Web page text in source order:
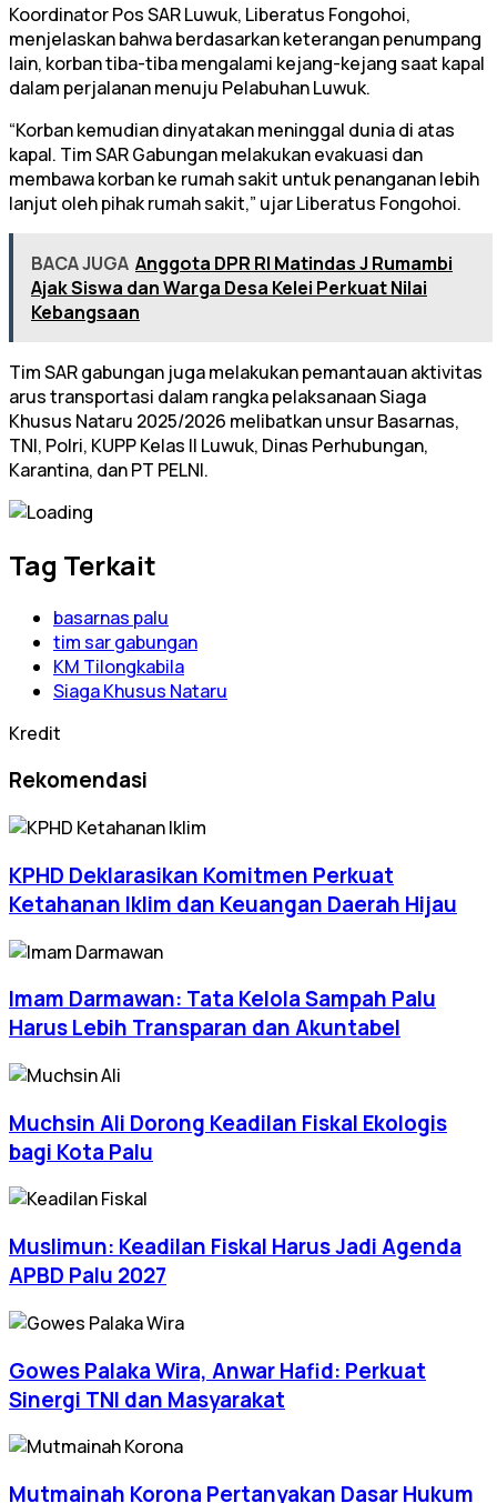
Koordinator Pos SAR Luwuk, Liberatus Fongohoi,
menjelaskan bahwa berdasarkan keterangan penumpang
lain, korban tiba-tiba mengalami kejang-kejang saat kapal
dalam perjalanan menuju Pelabuhan Luwuk.
“Korban kemudian dinyatakan meninggal dunia di atas
kapal. Tim SAR Gabungan melakukan evakuasi dan
membawa korban ke rumah sakit untuk penanganan lebih
lanjut oleh pihak rumah sakit,” ujar Liberatus Fongohoi.
BACA JUGA Anggota DPR RI Matindas J Rumambi
Ajak Siswa dan Warga Desa Kelei Perkuat Nilai
Kebangsaan
Tim SAR gabungan juga melakukan pemantauan aktivitas
arus transportasi dalam rangka pelaksanaan Siaga
Khusus Nataru 2025/2026 melibatkan unsur Basarnas,
TNI, Polri, KUPP Kelas II Luwuk, Dinas Perhubungan,
Karantina, dan PT PELNI.
Tag Terkait
basarnas palu
tim sar gabungan
KM Tilongkabila
Siaga Khusus Nataru
Kredit
Rekomendasi
KPHD Deklarasikan Komitmen Perkuat
Ketahanan Iklim dan Keuangan Daerah Hijau
Imam Darmawan: Tata Kelola Sampah Palu
Harus Lebih Transparan dan Akuntabel
Muchsin Ali Dorong Keadilan Fiskal Ekologis
bagi Kota Palu
Muslimun: Keadilan Fiskal Harus Jadi Agenda
APBD Palu 2027
Gowes Palaka Wira, Anwar Hafid: Perkuat
Sinergi TNI dan Masyarakat
Mutmainah Korona Pertanyakan Dasar Hukum